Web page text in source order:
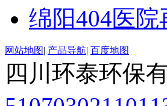
绵阳404医
网站地图 产品导航 百度地图
四川环泰环保